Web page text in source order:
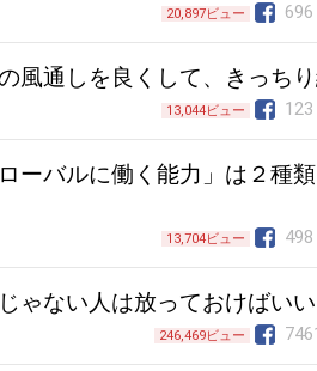
20,897ビュー 696
風通しを良くして、きっちり
13,044ビュー 123
ーバルに働く能力」は２種
13,704ビュー 498
ゃない人は放っておけばいい
246,469ビュー